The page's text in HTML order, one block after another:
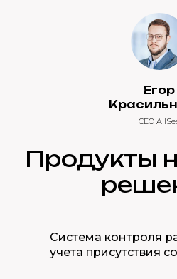
Егор
CEO
Продукты
Система контроля
учета присутствия